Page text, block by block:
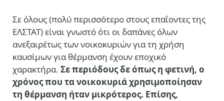
Σε όλους (πολύ περισσότερο στους επαΐοντες της
ΕΛΣΤΑΤ) είναι γνωστό ότι οι δαπάνες όλων
ανεξαιρέτως των νοικοκυριών για τη χρήση
καυσίμων για θέρμανση έχουν εποχικό
χαρακτήρα. Σε περιόδους δε όπως η φετινή, ο
χρόνος που τα νοικοκυριά χρησιμοποίησαν
τη θέρμανση ήταν μικρότερος. Επίσης,